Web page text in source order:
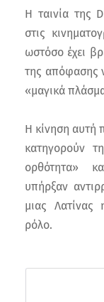
Η ταινία της
στις
ωστόσο έχει
της απόφασης
«μαγικά
Η κίνηση αυτή
κατηγορούν
ορθότητα»
υπήρξαν
μιας Λατίνας
ρόλο.